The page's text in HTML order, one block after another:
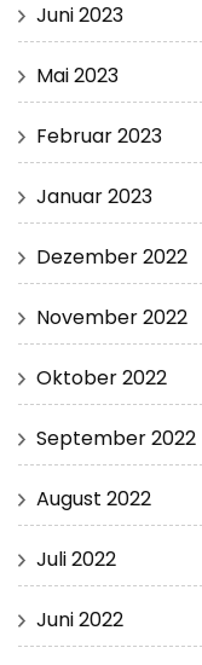
Juni 2023
Mai 2023
Februar 2023
Januar 2023
Dezember 2022
November 2022
Oktober 2022
September 2022
August 2022
Juli 2022
Juni 2022